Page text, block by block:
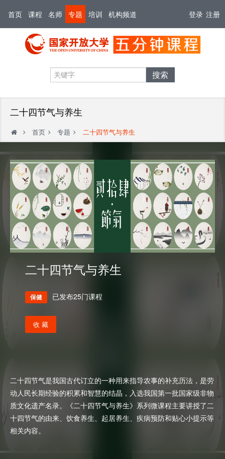
登录 注册
首页 课程 名师 专题 培训 机构频道
搜索
二十四节气与养生
首页 专题 二十四节气与养生
二十四节气与养生
保健 已发布25门课程
收 藏
二十四节气是我国古代订立的一种用来指导农事的补充历法，是劳
动人民长期经验的积累和智慧的结晶，入选我国第一批国家级非物
质文化遗产名录。《二十四节气与养生》系列微课程主要讲授了二
十四节气的由来、饮食养生、起居养生、疾病预防和贴心小提示等
相关内容。